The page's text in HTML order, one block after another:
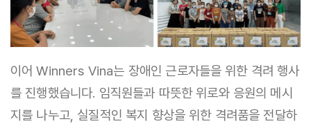
이어 Winners Vina는 장애인 근로자들을 위한 격려 행사
를 진행했습니다. 임직원들과 따뜻한 위로와 응원의 메시
지를 나누고, 실질적인 복지 향상을 위한 격려품을 전달하